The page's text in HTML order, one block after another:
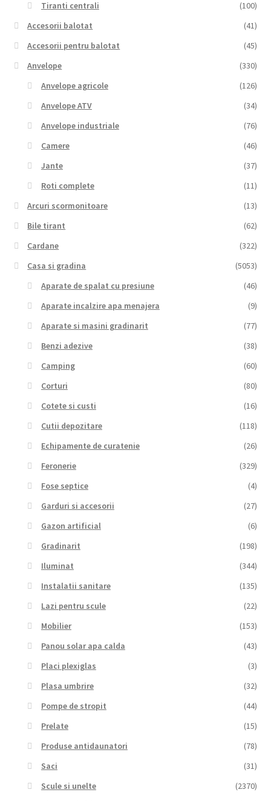
Tiranti centrali
(100)
Accesorii balotat
(41)
Accesorii pentru balotat
(45)
Anvelope
(330)
Anvelope agricole
(126)
Anvelope ATV
(34)
Anvelope industriale
(76)
Camere
(46)
Jante
(37)
Roti complete
(11)
Arcuri scormonitoare
(13)
Bile tirant
(62)
Cardane
(322)
Casa si gradina
(5053)
Aparate de spalat cu presiune
(46)
Aparate incalzire apa menajera
(9)
Aparate si masini gradinarit
(77)
Benzi adezive
(38)
Camping
(60)
Corturi
(80)
Cotete si custi
(16)
Cutii depozitare
(118)
Echipamente de curatenie
(26)
Feronerie
(329)
Fose septice
(4)
Garduri si accesorii
(27)
Gazon artificial
(6)
Gradinarit
(198)
Iluminat
(344)
Instalatii sanitare
(135)
Lazi pentru scule
(22)
Mobilier
(153)
Panou solar apa calda
(43)
Placi plexiglas
(3)
Plasa umbrire
(32)
Pompe de stropit
(44)
Prelate
(15)
Produse antidaunatori
(78)
Saci
(31)
Scule si unelte
(2370)